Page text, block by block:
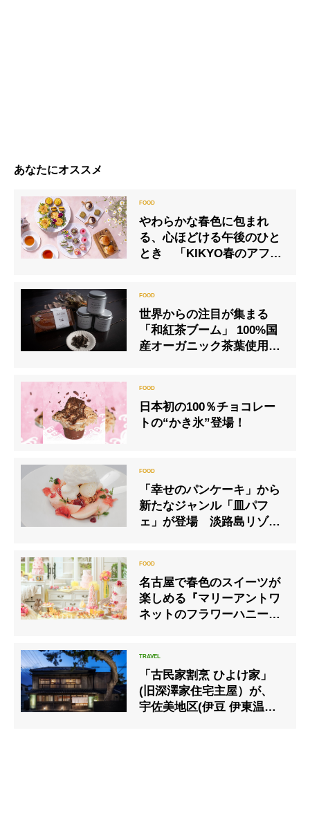
あなたにオススメ
やわらかな春色に包まれ
る、心ほどける午後のひと
とき 「KIKYO春のアフタ
世界からの注目が集まる
「和紅茶ブーム」 100%国
産オーガニック茶葉使用の
日本初の100％チョコレー
トの“かき氷”登場！
「幸せのパンケーキ」から
新たなジャンル「皿パフ
ェ」が登場 淡路島リゾー
名古屋で春色のスイーツが
楽しめる『マリーアントワ
ネットのフラワーハニーハ
「古民家割烹 ひよけ家」
(旧深澤家住宅主屋）が、
宇佐美地区(伊豆 伊東温泉)